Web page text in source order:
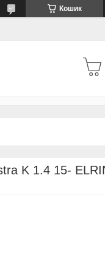
Кошик
K 1.4 15-